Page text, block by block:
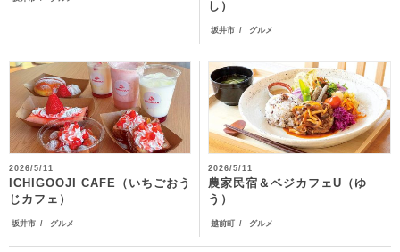
し）
坂井市 グルメ
2026/5/11
ICHIGOOJI CAFE（いちごおう
じカフェ）
坂井市 グルメ
2026/5/11
農家民宿＆ベジカフェU（ゆ
う）
越前町 グルメ